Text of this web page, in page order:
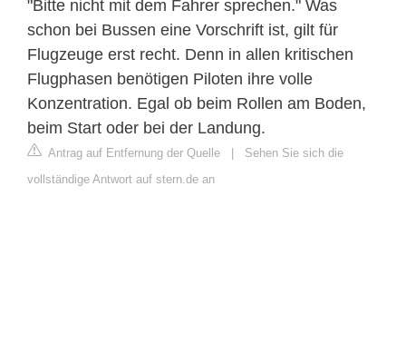
"Bitte nicht mit dem Fahrer sprechen." Was
schon bei Bussen eine Vorschrift ist, gilt für
Flugzeuge erst recht. Denn in allen kritischen
Flugphasen benötigen Piloten ihre volle
Konzentration. Egal ob beim Rollen am Boden,
beim Start oder bei der Landung.
Antrag auf Entfernung der Quelle | Sehen Sie sich die
vollständige Antwort auf stern.de an